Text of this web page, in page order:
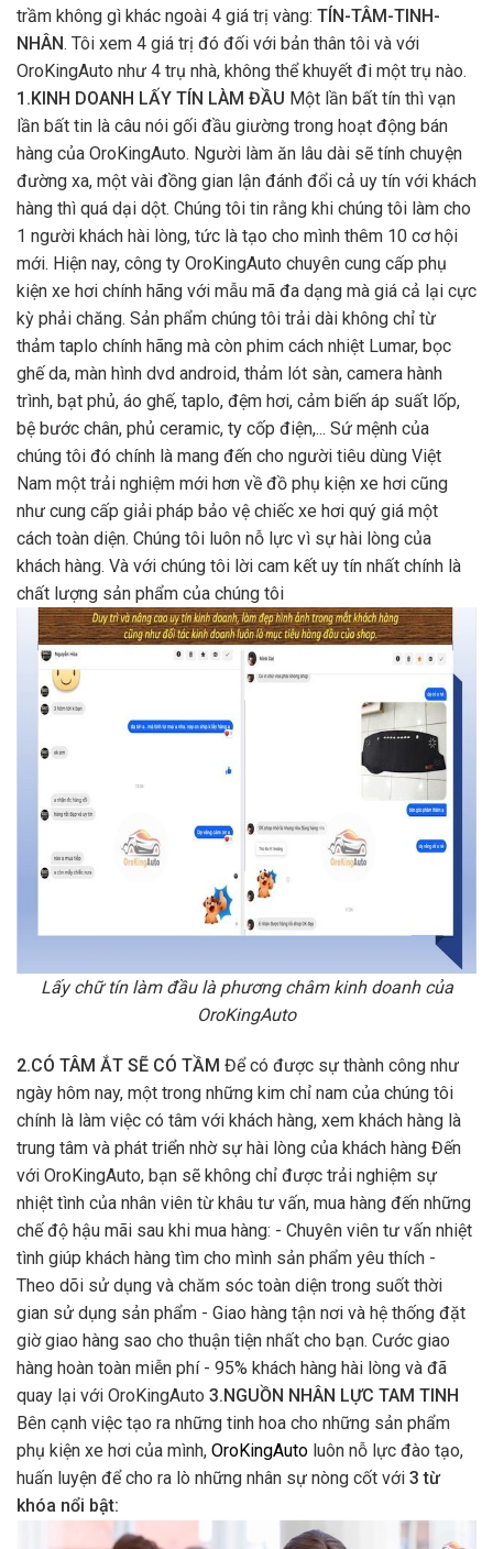
trầm không gì khác ngoài 4 giá trị vàng: TÍN-TÂM-TINH-
NHÂN. Tôi xem 4 giá trị đó đối với bản thân tôi và với
OroKingAuto như 4 trụ nhà, không thể khuyết đi một trụ nào.
1.KINH DOANH LẤY TÍN LÀM ĐẦU Một lần bất tín thì vạn
lần bất tin là câu nói gối đầu giường trong hoạt động bán
hàng của OroKingAuto. Người làm ăn lâu dài sẽ tính chuyện
đường xa, một vài đồng gian lận đánh đổi cả uy tín với khách
hàng thì quá dại dột. Chúng tôi tin rằng khi chúng tôi làm cho
1 người khách hài lòng, tức là tạo cho mình thêm 10 cơ hội
mới. Hiện nay, công ty OroKingAuto chuyên cung cấp phụ
kiện xe hơi chính hãng với mẫu mã đa dạng mà giá cả lại cực
kỳ phải chăng. Sản phẩm chúng tôi trải dài không chỉ từ
thảm taplo chính hãng mà còn phim cách nhiệt Lumar, bọc
ghế da, màn hình dvd android, thảm lót sàn, camera hành
trình, bạt phủ, áo ghế, taplo, đệm hơi, cảm biến áp suất lốp,
bệ bước chân, phủ ceramic, ty cốp điện,... Sứ mệnh của
chúng tôi đó chính là mang đến cho người tiêu dùng Việt
Nam một trải nghiệm mới hơn về đồ phụ kiện xe hơi cũng
như cung cấp giải pháp bảo vệ chiếc xe hơi quý giá một
cách toàn diện. Chúng tôi luôn nỗ lực vì sự hài lòng của
khách hàng. Và với chúng tôi lời cam kết uy tín nhất chính là
chất lượng sản phẩm của chúng tôi
Lấy chữ tín làm đầu là phương châm kinh doanh của
OroKingAuto
2.CÓ TÂM ẮT SẼ CÓ TẦM Để có được sự thành công như
ngày hôm nay, một trong những kim chỉ nam của chúng tôi
chính là làm việc có tâm với khách hàng, xem khách hàng là
trung tâm và phát triển nhờ sự hài lòng của khách hàng Đến
với OroKingAuto, bạn sẽ không chỉ được trải nghiệm sự
nhiệt tình của nhân viên từ khâu tư vấn, mua hàng đến những
chế độ hậu mãi sau khi mua hàng: - Chuyên viên tư vấn nhiệt
tình giúp khách hàng tìm cho mình sản phẩm yêu thích -
Theo dõi sử dụng và chăm sóc toàn diện trong suốt thời
gian sử dụng sản phẩm - Giao hàng tận nơi và hệ thống đặt
giờ giao hàng sao cho thuận tiện nhất cho bạn. Cước giao
hàng hoàn toàn miễn phí - 95% khách hàng hài lòng và đã
quay lại với OroKingAuto 3.NGUỒN NHÂN LỰC TAM TINH
Bên cạnh việc tạo ra những tinh hoa cho những sản phẩm
phụ kiện xe hơi của mình, OroKingAuto luôn nỗ lực đào tạo,
huấn luyện để cho ra lò những nhân sự nòng cốt với 3 từ
khóa nổi bật: